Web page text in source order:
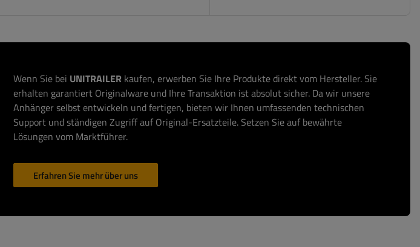
Wenn Sie bei UNITRAILER kaufen, erwerben Sie Ihre Produkte direkt vom Hersteller. Sie
erhalten garantiert Originalware und Ihre Transaktion ist absolut sicher. Da wir unsere
Anhänger selbst entwickeln und fertigen, bieten wir Ihnen umfassenden technischen
Support und ständigen Zugriff auf Original-Ersatzteile. Setzen Sie auf bewährte
Lösungen vom Marktführer.
Erfahren Sie mehr über uns